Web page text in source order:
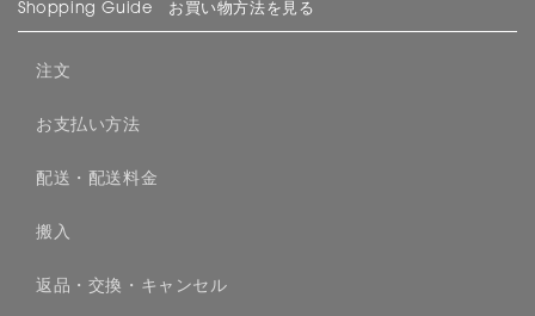
Shopping Guide お買い物方法を見る
注文
お支払い方法
配送・配送料金
搬入
返品・交換・キャンセル